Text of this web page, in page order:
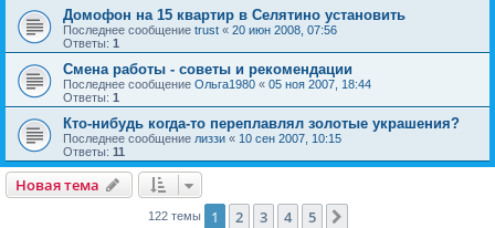
Домофон на 15 квартир в Селятино установить
Последнее сообщение trust « 20 июн 2008, 07:56
Ответы: 1
Смена работы - советы и рекомендации
Последнее сообщение Ольга1980 « 05 ноя 2007, 18:44
Ответы: 1
Кто-нибудь когда-то переплавлял золотые украшения?
Последнее сообщение лиззи « 10 сен 2007, 10:15
Ответы: 11
Новая тема
122 темы 1 2 3 4 5